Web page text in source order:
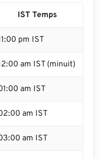
IST Temps
pm IST
am IST (minuit)
am IST
am IST
am IST